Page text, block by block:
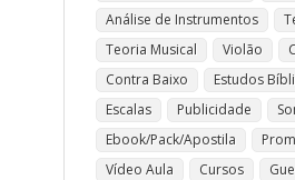
Análise de Instrumentos
Teoria Musical
Violão
Contra Baixo
Estudos
Escalas
Publicidade
Ebook/Pack/Apostila
Vídeo Aula
Cursos